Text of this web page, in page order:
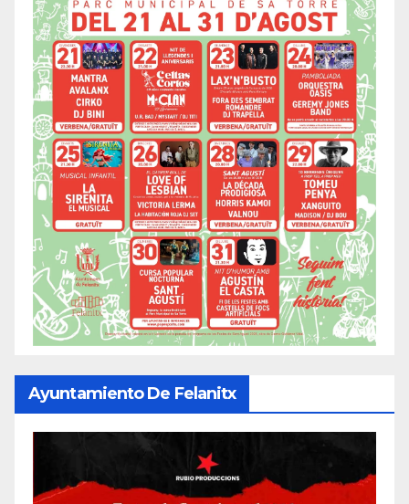
Ayuntamiento De Felanitx